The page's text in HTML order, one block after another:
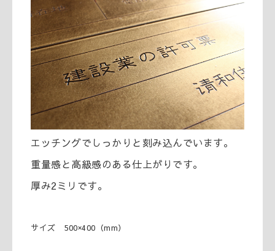
エッチングでしっかりと刻み込んでいます。
重量感と高級感のある仕上がりです。
厚み2ミリです。
サイズ 500×400（mm）